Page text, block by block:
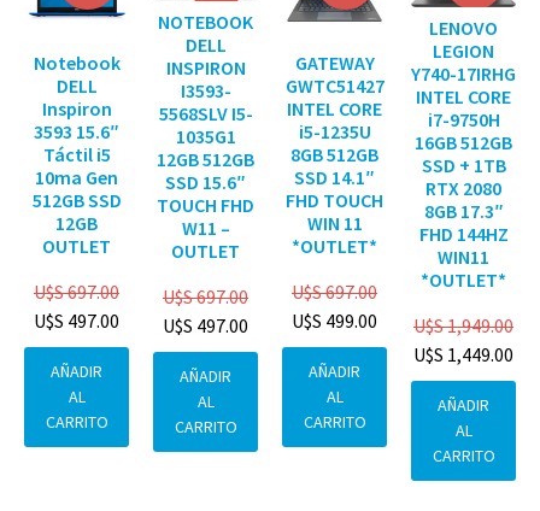
Notebook
DELL
Inspiron
3593 15.6″
Táctil i5
10ma Gen
512GB SSD
12GB
OUTLET
U$S697.00
U$S 497.00
AÑADIR
AL
CARRITO
NOTEBOOK
DELL
INSPIRON
I3593-
5568SLV I5-
1035G1
12GB 512GB
SSD 15.6″
TOUCH FHD
W11 –
OUTLET
U$S697.00
U$S 497.00
AÑADIR
AL
CARRITO
GATEWAY
GWTC51427
INTEL CORE
i5-1235U
8GB 512GB
SSD 14.1″
FHD TOUCH
WIN 11
*OUTLET*
U$S697.00
U$S 499.00
AÑADIR
AL
CARRITO
LENOVO
LEGION
Y740-17IRHG
INTEL CORE
i7-9750H
16GB 512GB
SSD + 1TB
RTX 2080
8GB 17.3″
FHD 144HZ
WIN11
*OUTLET*
U$S1,949.00
U$S 1,449.00
AÑADIR
AL
CARRITO